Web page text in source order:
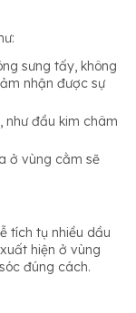
sưng tấy, không
nhận được sự
như đầu kim châm
ở vùng cằm sẽ
tích tụ nhiều dầu
hiện ở vùng
đúng cách.